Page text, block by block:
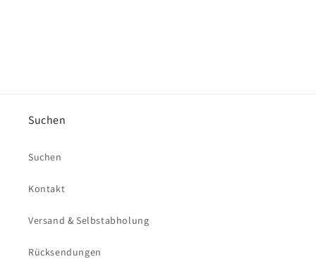
Suchen
Suchen
Kontakt
Versand & Selbstabholung
Rücksendungen